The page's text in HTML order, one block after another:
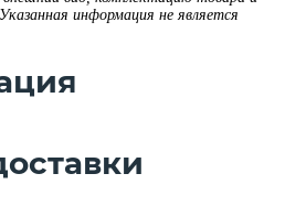
информация не является